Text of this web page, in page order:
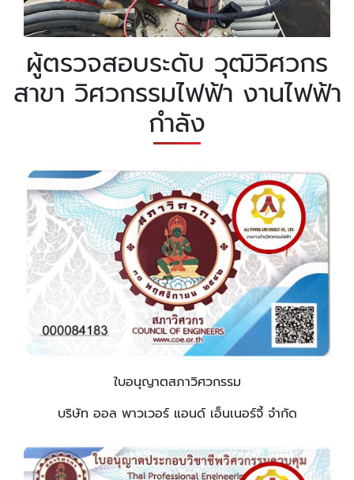
ผู้ตรวจสอบระดับ วุฒิวิศวกร
สาขา วิศวกรรมไฟฟ้า งานไฟฟ้า
กำลัง
ใบอนุญาตสภาวิศวกรรม
บริษัท ออล พาวเวอร์ แอนด์ เอ็นเนอร์จี้ จำกัด